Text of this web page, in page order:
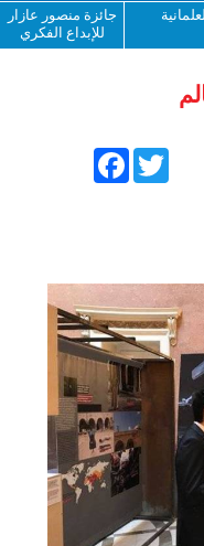
جائزة منصور عازار
للإبداع الفكري
FacebookTwitter